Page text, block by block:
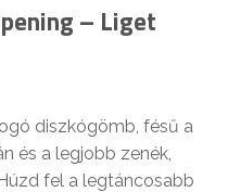
– Liget
diszkógömb, fésű a
és a legjobb zenék,
fel a legtáncosabb